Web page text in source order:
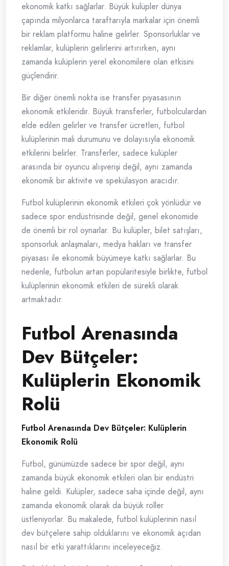
ekonomik katkı sağlarlar. Büyük kulüpler dünya
çapında milyonlarca taraftarıyla markalar için önemli
bir reklam platformu haline gelirler. Sponsorluklar ve
reklamlar, kulüplerin gelirlerini artırırken, aynı
zamanda kulüplerin yerel ekonomilere olan etkisini
güçlendirir.
Bir diğer önemli nokta ise transfer piyasasının
ekonomik etkileridir. Büyük transferler, futbolculardan
elde edilen gelirler ve transfer ücretleri, futbol
kulüplerinin mali durumunu ve dolayısıyla ekonomik
etkilerini belirler. Transferler, sadece kulüpler
arasında bir oyuncu alışverişi değil, aynı zamanda
ekonomik bir aktivite ve spekülasyon aracıdır.
Futbol kulüplerinin ekonomik etkileri çok yönlüdür ve
sadece spor endüstrisinde değil, genel ekonomide
de önemli bir rol oynarlar. Bu kulüpler, bilet satışları,
sponsorluk anlaşmaları, medya hakları ve transfer
piyasası ile ekonomik büyümeye katkı sağlarlar. Bu
nedenle, futbolun artan popülaritesiyle birlikte, futbol
kulüplerinin ekonomik etkileri de sürekli olarak
artmaktadır.
Futbol Arenasında
Dev Bütçeler:
Kulüplerin Ekonomik
Rolü
Futbol Arenasında Dev Bütçeler: Kulüplerin
Ekonomik Rolü
Futbol, günümüzde sadece bir spor değil, aynı
zamanda büyük ekonomik etkileri olan bir endüstri
haline geldi. Kulüpler, sadece saha içinde değil, aynı
zamanda ekonomik olarak da büyük roller
üstleniyorlar. Bu makalede, futbol kulüplerinin nasıl
dev bütçelere sahip olduklarını ve ekonomik açıdan
nasıl bir etki yarattıklarını inceleyeceğiz.